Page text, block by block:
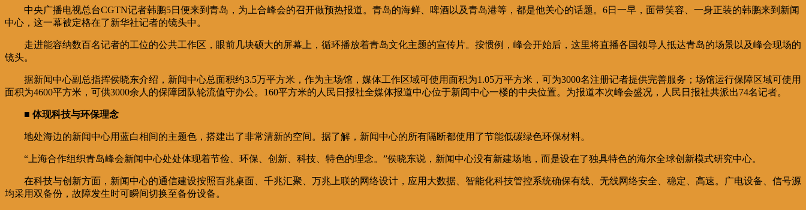
中央广播电视总台CGTN记者韩鹏5日便来到青岛，为上合峰会的召开做预热报道。青岛的海鲜、啤酒以及青岛港等，都是他关心的话题。6日一早，面带笑容、一身正装的韩鹏来到新闻
中心，这一幕被定格在了新华社记者的镜头中。
走进能容纳数百名记者的工位的公共工作区，眼前几块硕大的屏幕上，循环播放着青岛文化主题的宣传片。按惯例，峰会开始后，这里将直播各国领导人抵达青岛的场景以及峰会现场的
镜头。
据新闻中心副总指挥侯晓东介绍，新闻中心总面积约3.5万平方米，作为主场馆，媒体工作区域可使用面积为1.05万平方米，可为3000名注册记者提供完善服务；场馆运行保障区域可使用
面积为4600平方米，可供3000余人的保障团队轮流值守办公。160平方米的人民日报社全媒体报道中心位于新闻中心一楼的中央位置。为报道本次峰会盛况，人民日报社共派出74名记者。
■ 体现科技与环保理念
地处海边的新闻中心用蓝白相间的主题色，搭建出了非常清新的空间。据了解，新闻中心的所有隔断都使用了节能低碳绿色环保材料。
“上海合作组织青岛峰会新闻中心处处体现着节俭、环保、创新、科技、特色的理念。”侯晓东说，新闻中心没有新建场地，而是设在了独具特色的海尔全球创新模式研究中心。
在科技与创新方面，新闻中心的通信建设按照百兆桌面、千兆汇聚、万兆上联的网络设计，应用大数据、智能化科技管控系统确保有线、无线网络安全、稳定、高速。广电设备、信号源
均采用双备份，故障发生时可瞬间切换至备份设备。